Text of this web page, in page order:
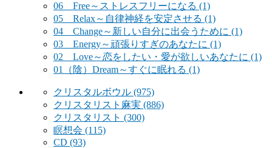
06 Free～ストレスフリーになる (1)
05 Relax～自律神経を安定させる (1)
04 Change～新しい自分に出会うために (1)
03 Energy～頑張りすぎのあなたに (1)
02 Love～恋をしたい・愛が欲しいあなたに (1)
01（陰）Dream～すぐに眠れる (1)
クリスタルボウル (975)
クリスタリスト麻実 (886)
クリスタリスト (300)
瞑想会 (115)
CD (93)